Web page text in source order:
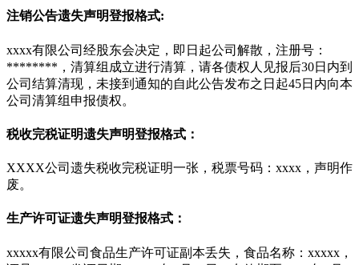
注销公告遗失声明登报格式:
xxxx有限公司经股东会决定，即日起公司解散，注册号：
********，清算组成立进行清算，请各债权人见报后30日内到
公司结算清现，未接到通知的自此公告发布之日起45日内向本
公司清算组申报债权。
税收完税证明遗失声明登报格式：
XXXX公司遗失税收完税证明一张，税票号码：xxxx，声明作
废。
生产许可证遗失声明登报格式：
xxxxx有限公司食品生产许可证副本丢失，食品名称：xxxxx，